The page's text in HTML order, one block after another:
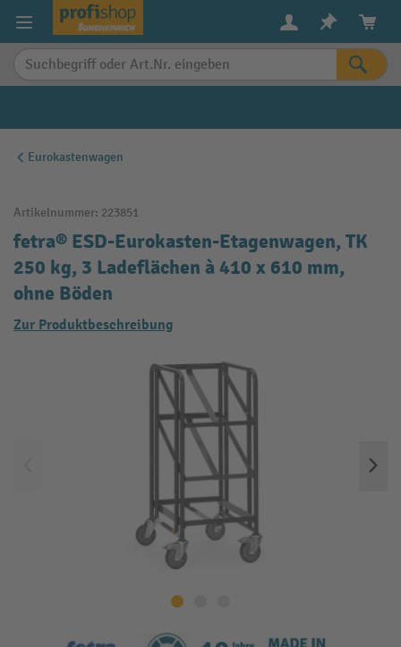
springen
Eurokastenwagen
Artikelnummer: 223851
fetra® ESD-Eurokasten-Etagenwagen, TK
250 kg, 3 Ladeflächen à 410 x 610 mm,
ohne Böden
Zur Produktbeschreibung